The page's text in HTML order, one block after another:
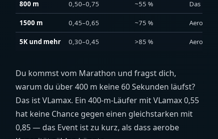
800 m 0,50–0,75 ~55 % Das
1500 m 0,45–0,65 ~75 % Aerob
5K und mehr 0,30–0,45 >85 % Aerob
Du kommst vom Marathon und fragst dich,
warum du über 400 m keine 60 Sekunden läufst?
Das ist VLamax. Ein 400-m-Läufer mit VLamax 0,55
hat keine Chance gegen einen gleichstarken mit
0,85 — das Event ist zu kurz, als dass aerobe